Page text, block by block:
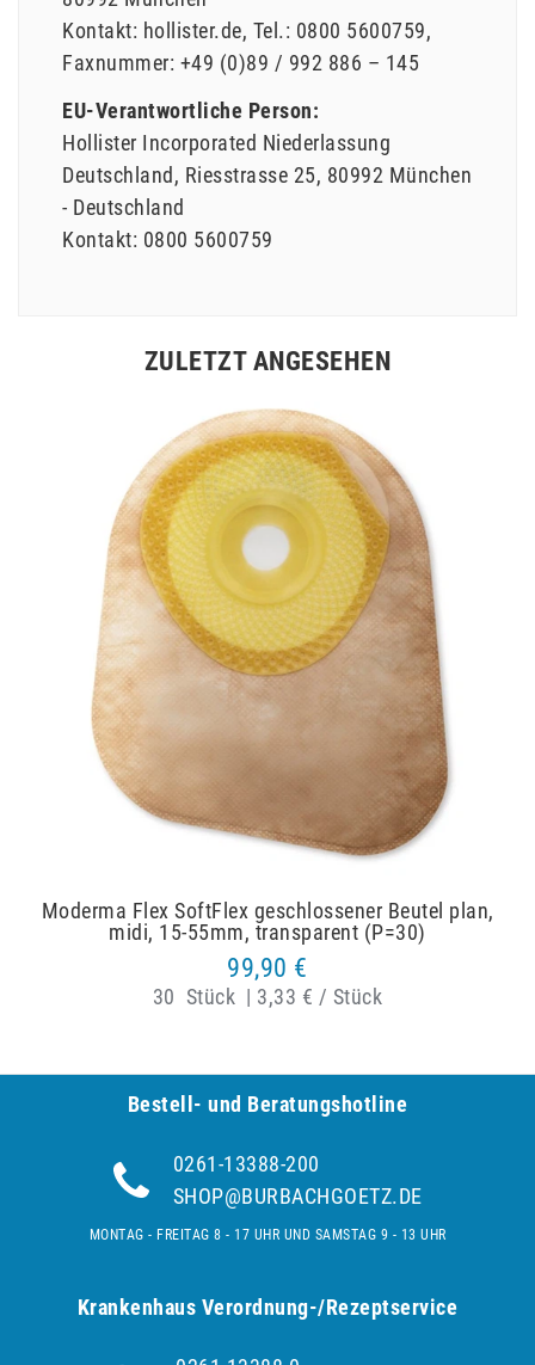
Kontakt: hollister.de Tel.: 0800 5600759
Faxnummer: +49 (0)89 / 992 886 – 145
EU-Verantwortliche Person:
Hollister Incorporated Niederlassung
Deutschland
Riesstrasse 25 80992 München
Deutschland
Kontakt: 0800 5600759
ZULETZT ANGESEHEN
Moderma Flex SoftFlex geschlossener Beutel plan,
midi, 15-55mm, transparent (P=30)
99,90 €
30 Stück | 3,33 € / Stück
Bestell- und Be­ra­tungs­hot­line
0261-13388-200
SHOP@BURBACHGOETZ.DE
MONTAG - FREITAG 8 - 17 UHR UND SAMSTAG 9 - 13 UHR
Krankenhaus Verordnung-/Rezeptservice